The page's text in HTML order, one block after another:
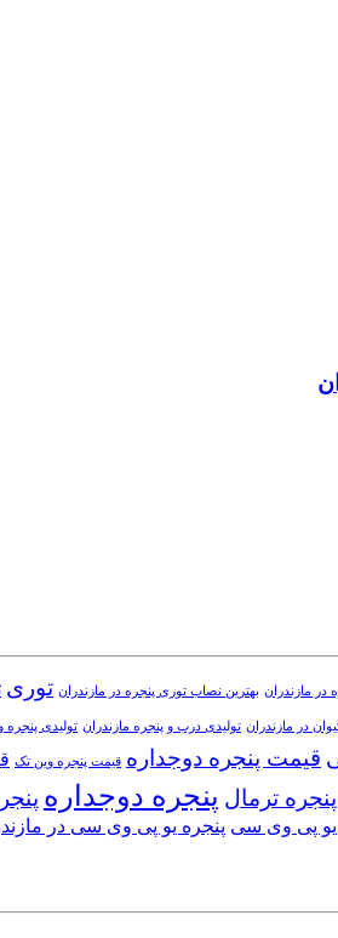
در مازندران بهترین نصاب توری پنجره در مازندران توری
در مازندران تولیدی درب و پنجره مازندران تولیدی پنجره
قیمت پنجره دوجداره قیمت پنجره وین تک
پنجره ترمال پنجره دوجداره
یو پی وی سی پنجره یو پی وی سی در